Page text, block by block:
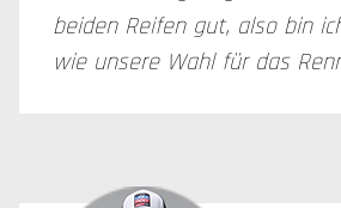
beiden Reifen gut, also bin
wie unsere Wahl für das